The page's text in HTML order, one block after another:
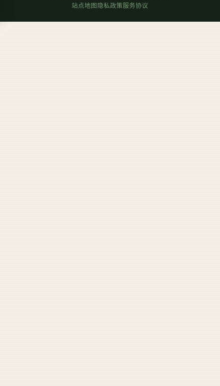
站点地图隐私政策服务协议